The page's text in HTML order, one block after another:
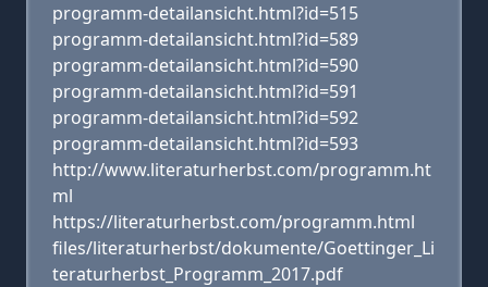
programm-detailansicht.html?id=515
programm-detailansicht.html?id=589
programm-detailansicht.html?id=590
programm-detailansicht.html?id=591
programm-detailansicht.html?id=592
programm-detailansicht.html?id=593
http://www.literaturherbst.com/programm.ht
ml
https://literaturherbst.com/programm.html
files/literaturherbst/dokumente/Goettinger_Li
teraturherbst_Programm_2017.pdf